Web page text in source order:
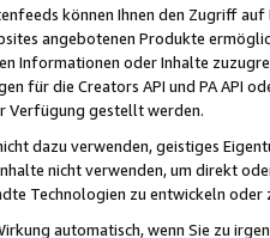
können Ihnen den Zugriff
angebotenen Produkte
Informationen oder Inhalte
für die Creators API und PA API
Verfügung gestellt werden.
dazu verwenden, geistiges
nicht verwenden, um direkt
Technologien zu entwickeln
automatisch, wenn Sie zu